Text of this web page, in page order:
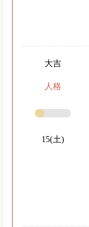
大吉
人格
15(土)